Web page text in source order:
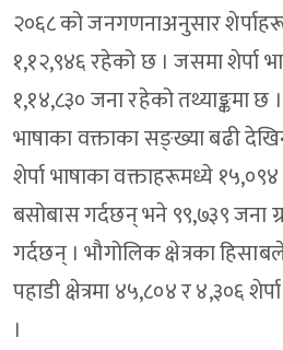
२०६८ को जनगणनाअनुसार
१,१२,९४६ रहेको छ । जसमा शेर्पा
१,१४,८३० जना रहेको तथ्याङ्कमा छ ।
भाषाका वक्ताका सङ्ख्या बढी
शेर्पा भाषाका वक्ताहरूमध्ये १५,०९४
बसोबास गर्दछन् भने ९९,७३९ जना
गर्दछन् । भौगोलिक क्षेत्रका
पहाडी क्षेत्रमा ४५,८०४ र ४,३०६
।